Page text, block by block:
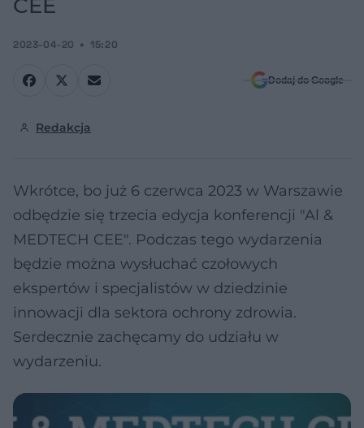
CEE
2023-04-20 15:20
Dodaj do Google
Redakcja
Wkrótce, bo już 6 czerwca 2023 w Warszawie
odbędzie się trzecia edycja konferencji "Al &
MEDTECH CEE". Podczas tego wydarzenia
będzie można wysłuchać czołowych
ekspertów i specjalistów w dziedzinie
innowacji dla sektora ochrony zdrowia.
Serdecznie zachęcamy do udziału w
wydarzeniu.